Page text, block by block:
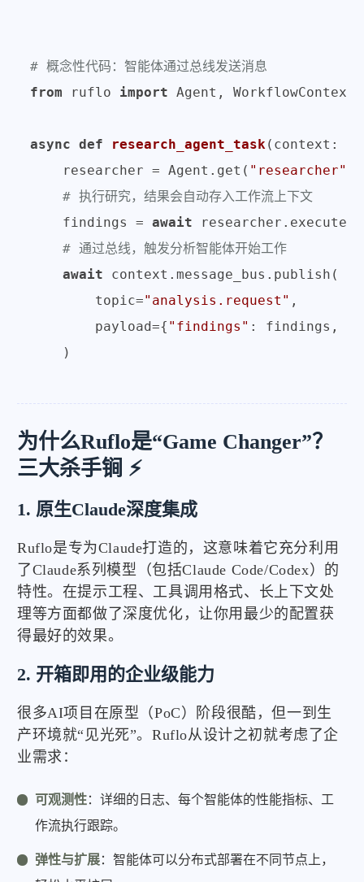
# 概念性代码：智能体通过总线发送消息
from ruflo import Agent, WorkflowContext
async def research_agent_task ( context:
    researcher = Agent.get(
"researcher"
# 执行研究，结果会自动存入工作流上下文
    findings =
await researcher.execute(
# 通过总线，触发分析智能体开始工作
await context.message_bus.publish(
        topic=
"analysis.request" ,
        payload={
"findings" : findings,
为什么Ruflo是“Game Changer”？
三大杀手锏 ⚡
1. 原生Claude深度集成
Ruflo是专为Claude打造的，这意味着它充分利用
了Claude系列模型（包括Claude Code/Codex）的
特性。在提示工程、工具调用格式、长上下文处
理等方面都做了深度优化，让你用最少的配置获
得最好的效果。
2. 开箱即用的企业级能力
很多AI项目在原型（PoC）阶段很酷，但一到生
产环境就“见光死”。Ruflo从设计之初就考虑了企
业需求：
可观测性：详细的日志、每个智能体的性能指标、工
作流执行跟踪。
弹性与扩展：智能体可以分布式部署在不同节点上，